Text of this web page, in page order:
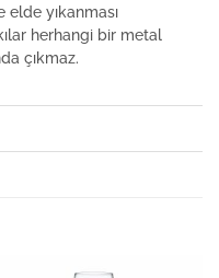
yıkanması
herhangi bir metal
çıkmaz.